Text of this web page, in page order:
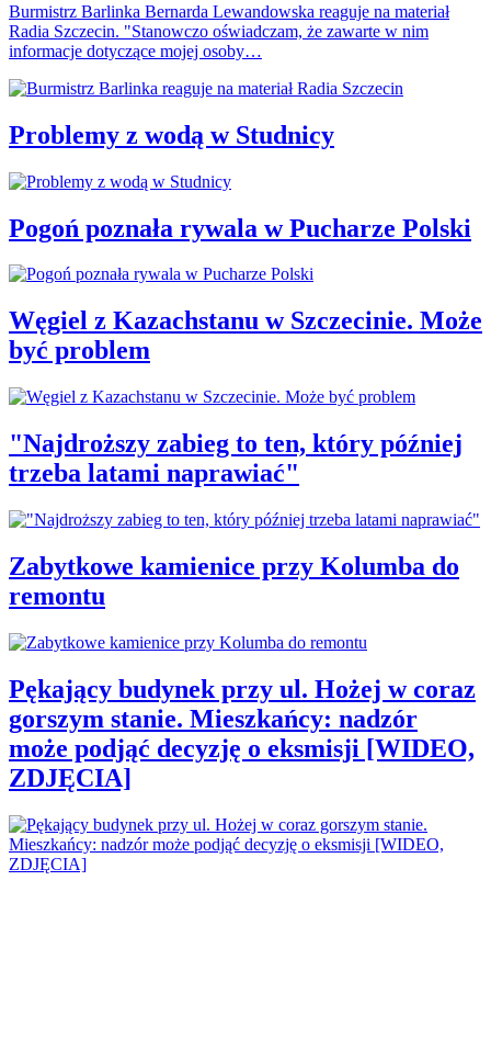
Burmistrz Barlinka Bernarda Lewandowska reaguje na materiał
Radia Szczecin. "Stanowczo oświadczam, że zawarte w nim
informacje dotyczące mojej osoby…
Problemy z wodą w Studnicy
Pogoń poznała rywala w Pucharze Polski
Węgiel z Kazachstanu w Szczecinie. Może
być problem
"Najdroższy zabieg to ten, który później
trzeba latami naprawiać"
Zabytkowe kamienice przy Kolumba do
remontu
Pękający budynek przy ul. Hożej w coraz
gorszym stanie. Mieszkańcy: nadzór
może podjąć decyzję o eksmisji [WIDEO,
ZDJĘCIA]